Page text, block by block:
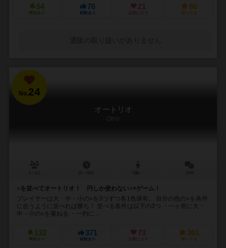
54
興味あり
76
経験あり
21
お気に入り
80
持ってる
No.24
オートリオ
Otrio
○を並べてオートリオ！ 円しか使わない○×ゲーム！
プレイヤーは大・中・小の○を3つずつ各1色保有。 自分の色の○を条件
に合うように並べれば勝ち！ 並べる条件は以下の3つ ・一ヶ所に大・
中・小の○を重ねる ・一列に...
132
興味あり
371
経験あり
73
お気に入り
301
持ってる